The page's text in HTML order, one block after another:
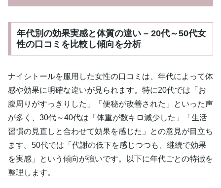
年代別の効果実感と体質の違い – 20代～50代女
性の口コミを比較し傾向を分析
ナイシトールを服用した女性の口コミは、年代によって体
感や効果に明確な違いが見られます。特に20代では「お
腹周りがすっきりした」「便秘が改善された」といった声
が多く、30代～40代は「体重が数キロ減少した」「生活
習慣の見直しと合わせて効果を感じた」との意見が目立ち
ます。50代では「代謝の低下を感じつつも、継続で効果
を実感」という傾向が強いです。以下に年代ごとの特徴を
整理します。